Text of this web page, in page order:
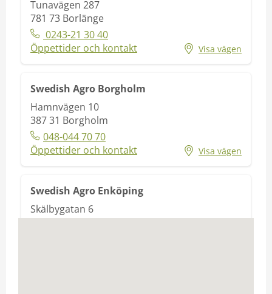
Tunavägen 287
781 73 Borlänge
0243-21 30 40
Öppettider och kontakt
Visa vägen
Swedish Agro Borgholm
Hamnvägen 10
387 31 Borgholm
048-044 70 70
Öppettider och kontakt
Visa vägen
Swedish Agro Enköping
Skälbygatan 6
745 37Enköping